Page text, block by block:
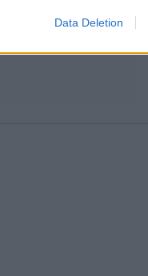
Data Deletion